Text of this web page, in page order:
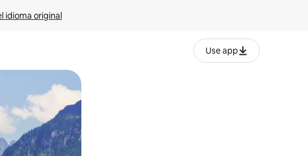
idioma original
Use app